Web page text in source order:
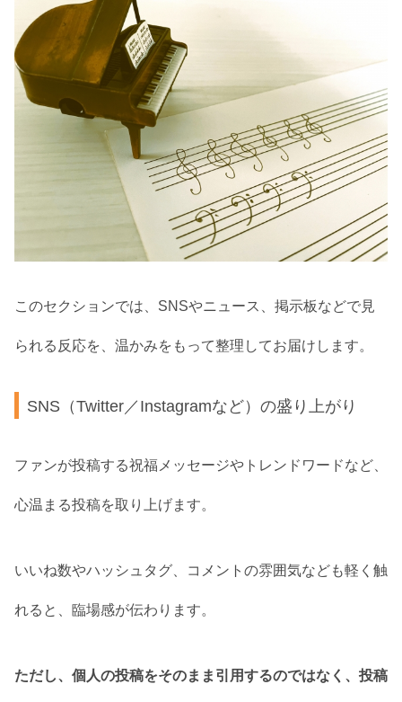
このセクションでは、SNSやニュース、掲示板などで見
られる反応を、温かみをもって整理してお届けします。
SNS（Twitter／Instagramなど）の盛り上がり
ファンが投稿する祝福メッセージやトレンドワードなど、
心温まる投稿を取り上げます。
いいね数やハッシュタグ、コメントの雰囲気なども軽く触
れると、臨場感が伝わります。
ただし、個人の投稿をそのまま引用するのではなく、投稿